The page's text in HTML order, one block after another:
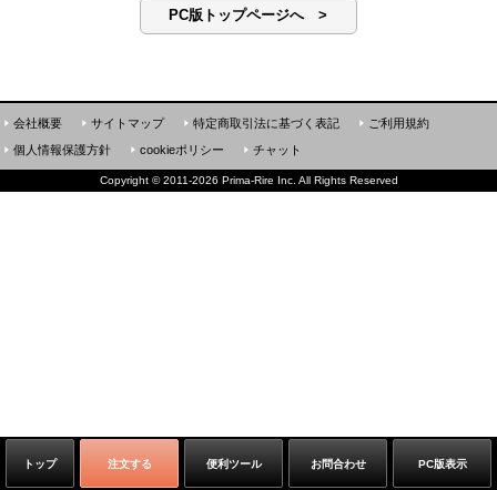
PC版トップページへ >
トップ 注文する 便利ツール お問合わせ PC版表示
会社概要 サイトマップ 特定商取引法に基づく表記
ご利用規約
個人情報保護方針
cookieポリシー チャット
Copyright ©2011-2026 Prima-Rire Inc. All Rights Reserved